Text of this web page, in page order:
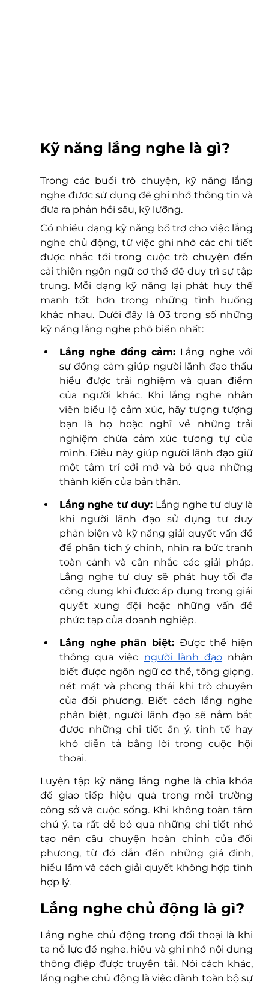
Kỹ năng lắng nghe là gì?
Trong các buổi trò chuyện, kỹ năng lắng
nghe được sử dụng để ghi nhớ thông tin và
đưa ra phản hồi sâu, kỹ lưỡng.
Có nhiều dạng kỹ năng bổ trợ cho việc lắng
nghe chủ động, từ việc ghi nhớ các chi tiết
được nhắc tới trong cuộc trò chuyện đến
cải thiện ngôn ngữ cơ thể để duy trì sự tập
trung. Mỗi dạng kỹ năng lại phát huy thế
mạnh tốt hơn trong những tình huống
khác nhau. Dưới đây là 03 trong số những
kỹ năng lắng nghe phổ biến nhất:
Lắng nghe đồng cảm: Lắng nghe với
sự đồng cảm giúp người lãnh đạo thấu
hiểu được trải nghiệm và quan điểm
của người khác. Khi lắng nghe nhân
viên biểu lộ cảm xúc, hãy tượng tượng
bạn là họ hoặc nghĩ về những trải
nghiệm chứa cảm xúc tương tự của
mình. Điều này giúp người lãnh đạo giữ
một tâm trí cởi mở và bỏ qua những
thành kiến của bản thân.
Lắng nghe tư duy: Lắng nghe tư duy là
khi người lãnh đạo sử dụng tư duy
phản biện và kỹ năng giải quyết vấn đề
để phân tích ý chính, nhìn ra bức tranh
toàn cảnh và cân nhắc các giải pháp.
Lắng nghe tư duy sẽ phát huy tối đa
công dụng khi được áp dụng trong giải
quyết xung đội hoặc những vấn đề
phức tạp của doanh nghiệp.
Lắng nghe phân biệt: Được thể hiện
thông qua việc người lãnh đạo nhận
biết được ngôn ngữ cơ thể, tông giọng,
nét mặt và phong thái khi trò chuyện
của đối phương. Biết cách lắng nghe
phân biệt, người lãnh đạo sẽ nắm bắt
được những chi tiết ẩn ý, tinh tế hay
khó diễn tả bằng lời trong cuộc hội
thoại.
Luyện tập kỹ năng lắng nghe là chìa khóa
để giao tiếp hiệu quả trong môi trường
công sở và cuộc sống. Khi không toàn tâm
chú ý, ta rất dễ bỏ qua những chi tiết nhỏ
tạo nên câu chuyện hoàn chỉnh của đối
phương, từ đó dẫn đến những giả định,
hiểu lầm và cách giải quyết không hợp tình
hợp lý.
Lắng nghe chủ động là gì?
Lắng nghe chủ động trong đối thoại là khi
ta nỗ lực để nghe, hiểu và ghi nhớ nội dung
thông điệp được truyền tải. Nói cách khác,
lắng nghe chủ động là việc dành toàn bộ sự